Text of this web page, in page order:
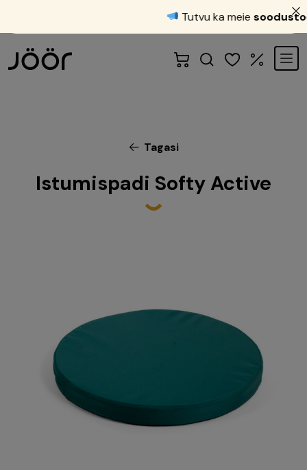
Tagasi
Istumispadi Softy Active
Tutvu ka meie